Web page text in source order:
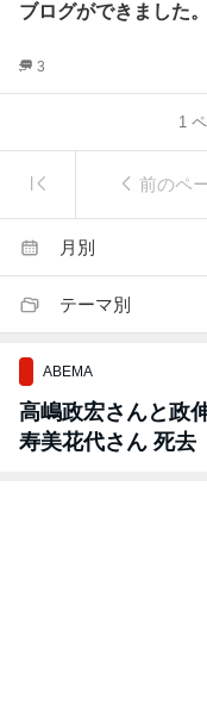
ブログができました。
3
1
前のペ
月別
テーマ別
ABEMA
高嶋政宏さんと政
寿美花代さん 死去